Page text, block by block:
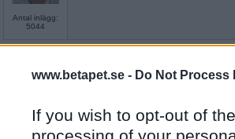
www.betapet.se - Do Not Process
If you wish to opt-out of
processing of your
Antal inlägg:
5044
Korv stroganoff o ris